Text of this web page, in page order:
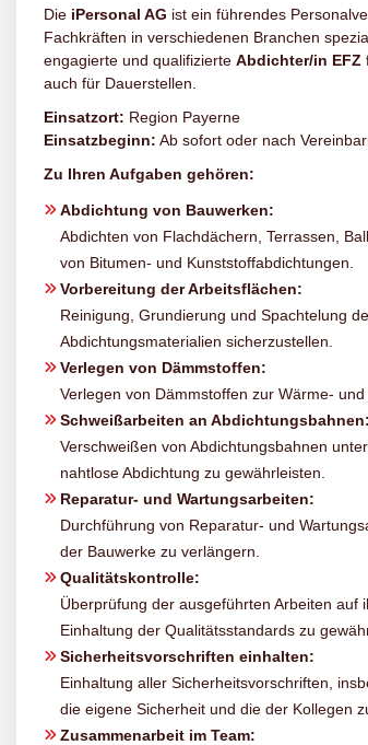
Die iPersonal AG ist ein führendes
Fachkräften in verschiedenen Branchen
engagierte und qualifizierte Abdichter/in EFZ
auch für Dauerstellen.
Einsatzort: Region Payerne
Einsatzbeginn: Ab sofort oder nach
Zu Ihren Aufgaben gehören:
Abdichtung von Bauwerken:
Abdichten von Flachdächern, Terrassen,
von Bitumen- und Kunststoffabdichtungen.
Vorbereitung der Arbeitsflächen:
Reinigung, Grundierung und Spachtelung
Abdichtungsmaterialien sicherzustellen.
Verlegen von Dämmstoffen:
Verlegen von Dämmstoffen zur Wärme-
Schweißarbeiten an Abdichtungsbahnen:
Verschweißen von Abdichtungsbahnen
nahtlose Abdichtung zu gewährleisten.
Reparatur- und Wartungsarbeiten:
Durchführung von Reparatur- und
der Bauwerke zu verlängern.
Qualitätskontrolle:
Überprüfung der ausgeführten Arbeiten
Einhaltung der Qualitätsstandards zu
Sicherheitsvorschriften einhalten:
Einhaltung aller Sicherheitsvorschriften,
die eigene Sicherheit und die der Kollegen
Zusammenarbeit im Team: